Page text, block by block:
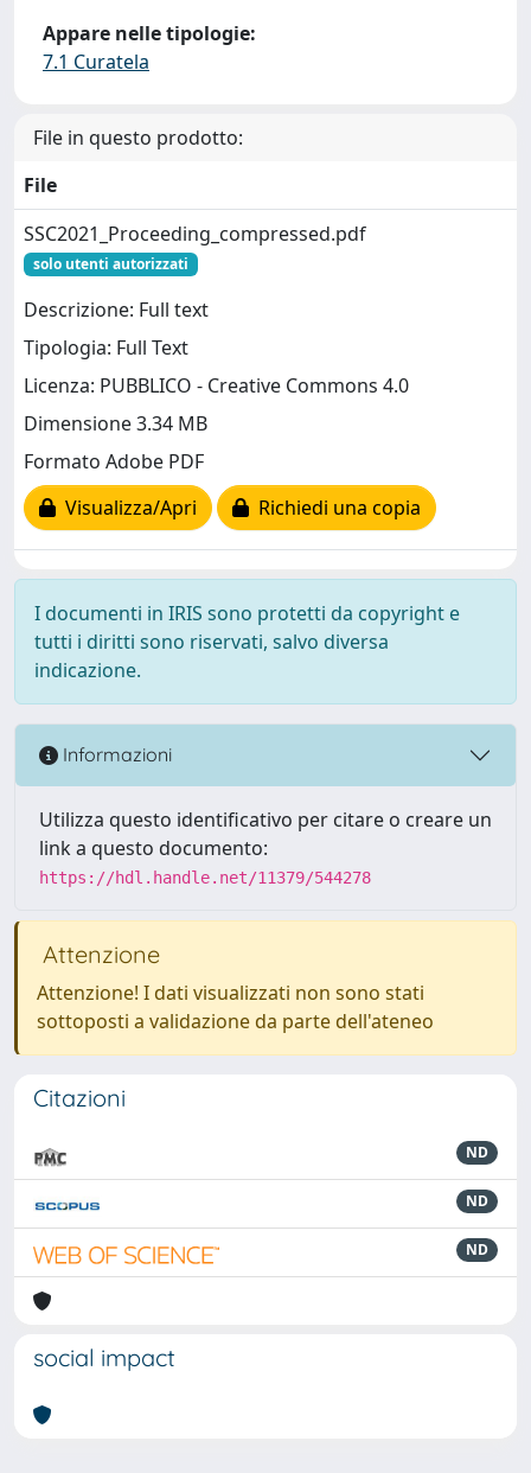
Appare nelle tipologie:
7.1 Curatela
File in questo prodotto:
File
SSC2021_Proceeding_compressed.pdf
solo utenti autorizzati
Descrizione: Full text
Tipologia: Full Text
Licenza: PUBBLICO - Creative Commons 4.0
Dimensione 3.34 MB
Formato Adobe PDF
Visualizza/Apri
Richiedi una copia
I documenti in IRIS sono protetti da copyright e
tutti i diritti sono riservati, salvo diversa
indicazione.
Informazioni
Utilizza questo identificativo per citare o creare un
link a questo documento:
https://hdl.handle.net/11379/544278
Attenzione
Attenzione! I dati visualizzati non sono stati
sottoposti a validazione da parte dell'ateneo
Citazioni
ND
ND
ND
social impact